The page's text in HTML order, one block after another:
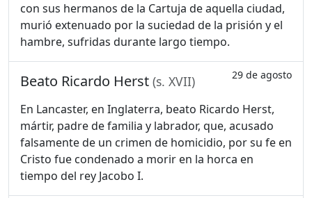
con sus hermanos de la Cartuja de aquella ciudad,
murió extenuado por la suciedad de la prisión y el
hambre, sufridas durante largo tiempo.
Beato Ricardo Herst (s. XVII) 29 de agosto
En Lancaster, en Inglaterra, beato Ricardo Herst,
mártir, padre de familia y labrador, que, acusado
falsamente de un crimen de homicidio, por su fe en
Cristo fue condenado a morir en la horca en
tiempo del rey Jacobo I.